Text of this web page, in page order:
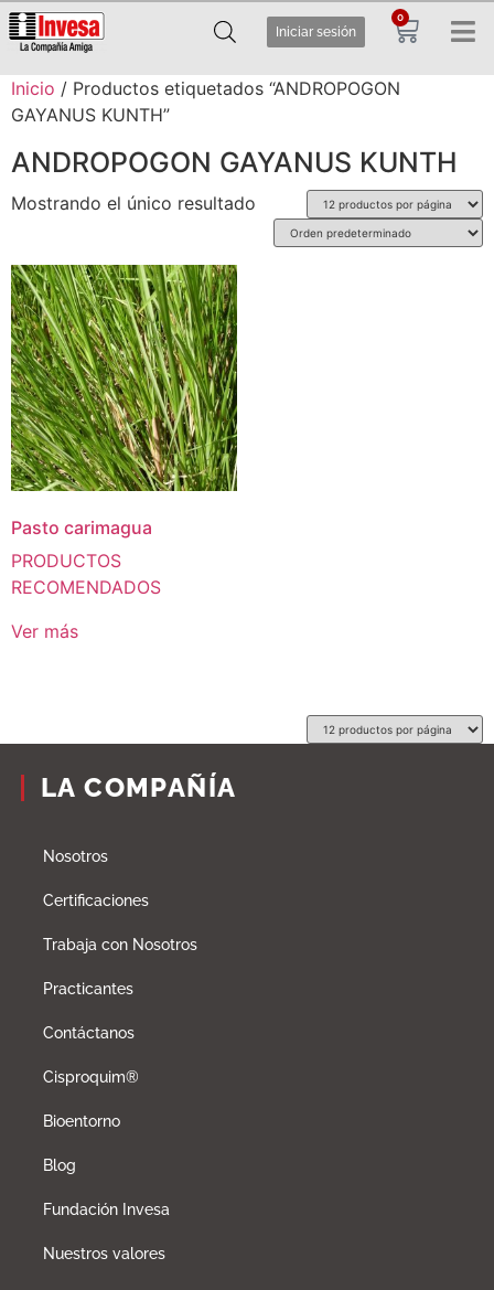
Iniciar sesión
0
Inicio / Productos etiquetados “ANDROPOGON
GAYANUS KUNTH”
ANDROPOGON GAYANUS KUNTH
Mostrando el único resultado
Pasto carimagua
PRODUCTOS
RECOMENDADOS
Ver más
LA COMPAÑÍA
Nosotros
Certificaciones
Trabaja con Nosotros
Practicantes
Contáctanos
Cisproquim®
Bioentorno
Blog
Fundación Invesa
Nuestros valores